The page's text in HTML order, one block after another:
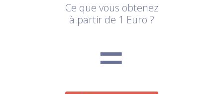
Ce que vous obtenez
à partir de 1 Euro ?